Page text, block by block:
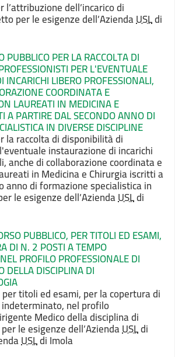
l’attribuzione dell’incarico di
per le esigenze dell’AziendaUSLdi
PER LA RACCOLTA DI
PER L'EVENTUALE
LIBERO PROFESSIONALI,
COORDINATA E
LAUREATI IN MEDICINA E
A PARTIRE DAL SECONDO ANNO DI
IN DIVERSE DISCIPLINE
la raccoltadi disponibilità di
instaurazione di incarichi
anche di collaborazione coordinata e
in Medicina e Chirurgia iscritti a
anno diformazione specialistica in
le esigenze dell’AziendaUSLdi
PUBBLICO, PER TITOLI ED ESAMI,
DI N. 2 POSTI A TEMPO
PROFILO PROFESSIONALE DI
DELLA DISCIPLINA DI
titoli ed esami, per la copertura di
nel profilo
Medico della disciplina di
le esigenze dell’AziendaUSLdi
USLdi Imola